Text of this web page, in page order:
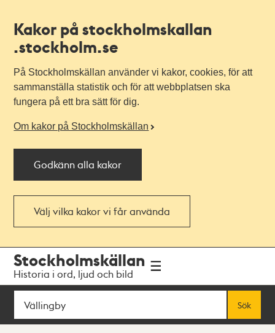
Kakor på stockholmskallan
.stockholm.se
På Stockholmskällan använder vi kakor, cookies, för att
sammanställa statistik och för att webbplatsen ska
fungera på ett bra sätt för dig.
Om kakor på Stockholmskällan
Godkänn alla kakor
Välj vilka kakor vi får använda
navigationen
huvudinnehållet
Stockholmskällan
Historia i ord, ljud och bild
Sök
Sök